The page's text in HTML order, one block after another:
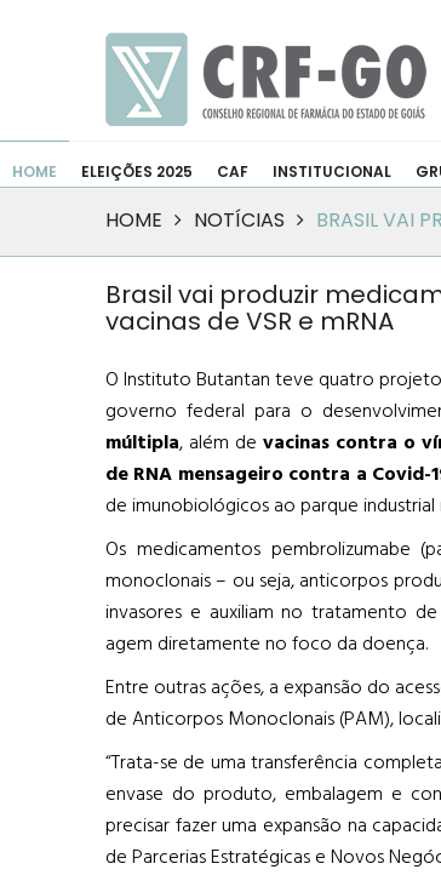
HOME ELEIÇÕES 2025 CAF INSTITUCIONAL
HOME NOTÍCIAS BRASIL VAI
Brasil vai produzir
vacinas de VSR e mRNA
O Instituto Butantan teve quatro
governo federal para o
múltipla, além de vacinas contra o
de RNA mensageiro contra a Covid-
de imunobiológicos ao parque
Os medicamentos pembrolizumabe
monoclonais – ou seja, anticorpos
invasores e auxiliam no tratamento
agem diretamente no foco da doença.
Entre outras ações, a expansão do
de Anticorpos Monoclonais (PAM),
“Trata-se de uma transferência
envase do produto, embalagem e
precisar fazer uma expansão na
de Parcerias Estratégicas e Novos